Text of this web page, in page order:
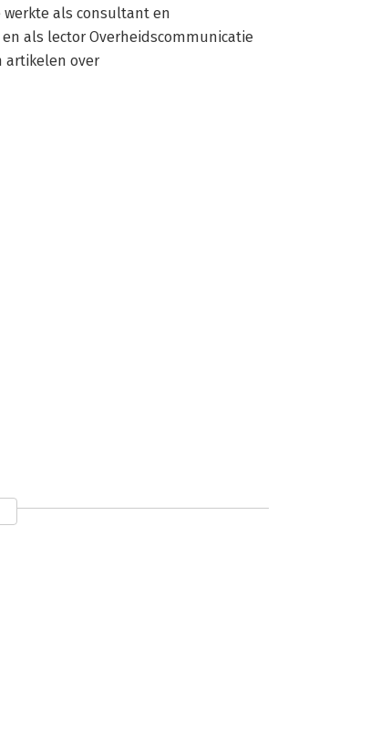
als consultant en
als lector Overheidscommunicatie
artikelen over
Hij studeerde plantenziektekunde
Universiteit en werkte bij diverse
over
over de profilering van
van individuele
boeken is ook een Engelse